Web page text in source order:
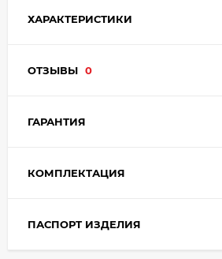
ХАРАКТЕРИСТИКИ
ОТЗЫВЫ 0
ГАРАНТИЯ
КОМПЛЕКТАЦИЯ
ПАСПОРТ ИЗДЕЛИЯ